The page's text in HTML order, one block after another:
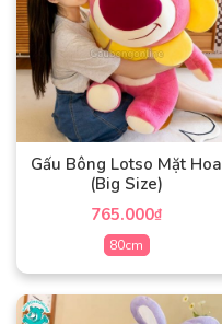
Gấu Bông Lotso Mặt Hoa
(Big Size)
765.000₫
80cm
Sản
phẩm